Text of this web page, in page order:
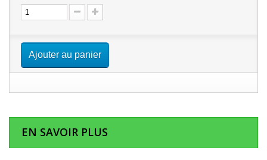
Ajouter au panier
EN SAVOIR PLUS